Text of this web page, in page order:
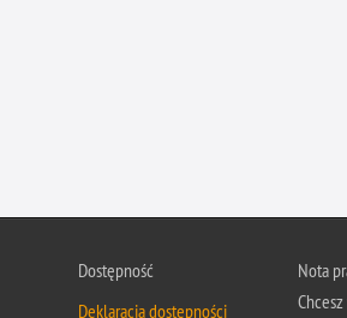
Dostępność
Deklaracja dostępności
Nota